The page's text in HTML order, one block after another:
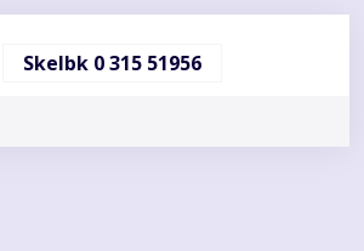
Skelbk 0 315 51956